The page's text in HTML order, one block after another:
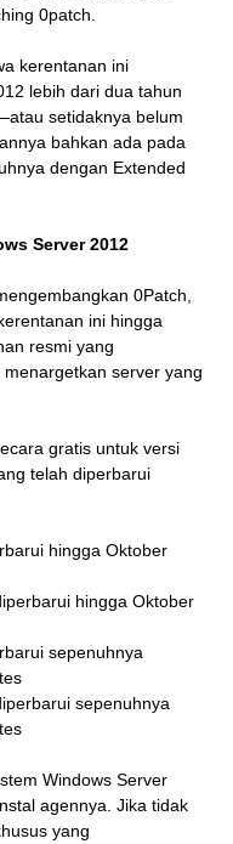
0patch.
kerentanan ini
lebih dari dua tahun
setidaknya belum
bahkan ada pada
dengan Extended
Server 2012
0Patch,
ini hingga
resmi yang
server yang
gratis untuk versi
telah diperbarui
hingga Oktober
hingga Oktober
sepenuhnya
sepenuhnya
Windows Server
agennya. Jika tidak
yang